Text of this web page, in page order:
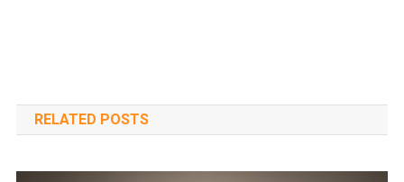
RELATED POSTS